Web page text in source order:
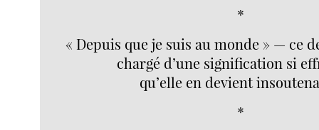
*
« Depuis que je suis au monde » — ce
chargé d’une signification si
qu’elle en devient
*